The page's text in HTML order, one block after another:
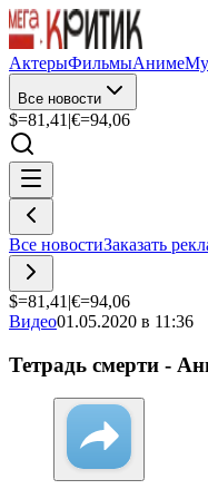
АктерыФильмыАниме
Все новости
$=81,41 |€=94,06
Все новостиЗаказать
$=81,41 |€=94,06
Видео01.05.2020 в 11:36
Тетрадь смерти -